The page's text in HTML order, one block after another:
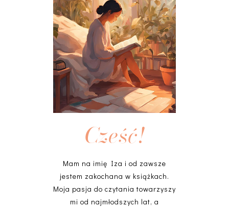
Cześć!
Mam na imię Iza i od zawsze
jestem zakochana w książkach.
Moja pasja do czytania towarzyszy
mi od najmłodszych lat, a